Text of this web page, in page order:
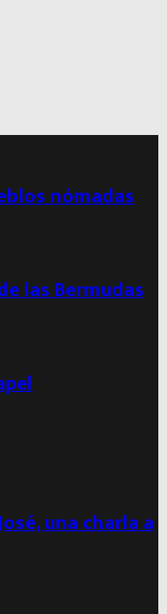
nómadas
las Bermudas
una charla a